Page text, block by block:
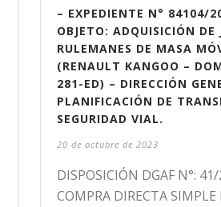
– EXPEDIENTE N° 84104/
OBJETO: ADQUISICIÓN DE
RULEMANES DE MASA
(RENAULT KANGOO –
281-ED) – DIRECCIÓN
PLANIFICACIÓN DE
SEGURIDAD VIAL.
20 de octubre de 2023
DISPOSICIÓN DGAF N°:
COMPRA DIRECTA